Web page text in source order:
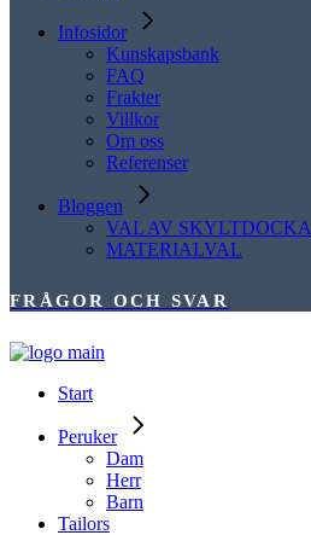
Infosidor
Kunskapsbank
FAQ
Frakter
Villkor
Om oss
Referenser
Bloggen
VAL AV SKYLTDOCKA
MATERIALVAL
FRÅGOR OCH SVAR
Start
Peruker
Dam
Herr
Barn
Tailors